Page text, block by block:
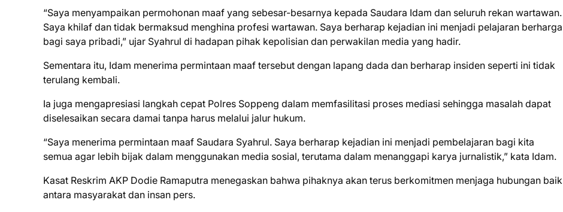
“Saya menyampaikan permohonan maaf yang sebesar-besarnya kepada Saudara Idam dan seluruh rekan wartawan.
Saya khilaf dan tidak bermaksud menghina profesi wartawan. Saya berharap kejadian ini menjadi pelajaran berharga
bagi saya pribadi,” ujar Syahrul di hadapan pihak kepolisian dan perwakilan media yang hadir.
Sementara itu, Idam menerima permintaan maaf tersebut dengan lapang dada dan berharap insiden seperti ini tidak
terulang kembali.
Ia juga mengapresiasi langkah cepat Polres Soppeng dalam memfasilitasi proses mediasi sehingga masalah dapat
diselesaikan secara damai tanpa harus melalui jalur hukum.
“Saya menerima permintaan maaf Saudara Syahrul. Saya berharap kejadian ini menjadi pembelajaran bagi kita
semua agar lebih bijak dalam menggunakan media sosial, terutama dalam menanggapi karya jurnalistik,” kata Idam.
Kasat Reskrim AKP Dodie Ramaputra menegaskan bahwa pihaknya akan terus berkomitmen menjaga hubungan baik
antara masyarakat dan insan pers.